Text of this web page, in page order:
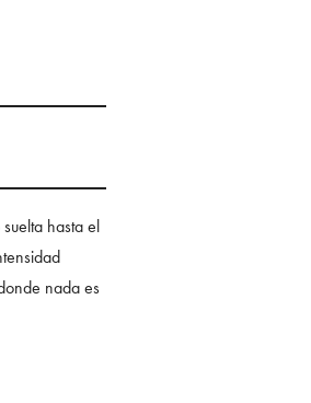
hasta el
nada es